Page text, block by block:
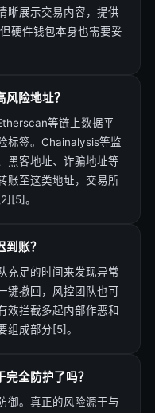
晰展示交易内容，提供
硬件钱包本身也需要妥
险地址？
等链上数据平
标签。Chainalysis等监
黑客地址、诈骗地址等
账至这类地址，交易所
。
账？
充足的时间来发现异常
键撤回，风控团队也可
效拦截多起内部作恶和
组成部分[5]。
全防护了吗？
御。真正的风险源于与